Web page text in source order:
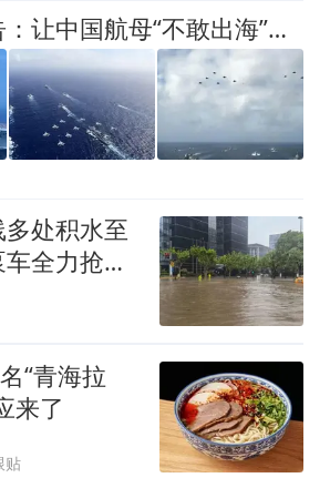
美国智库报告：让中国航母“不敢出海”，美国的“锁喉”计划
处积水至
全力抢
“青海拉
来了
贴